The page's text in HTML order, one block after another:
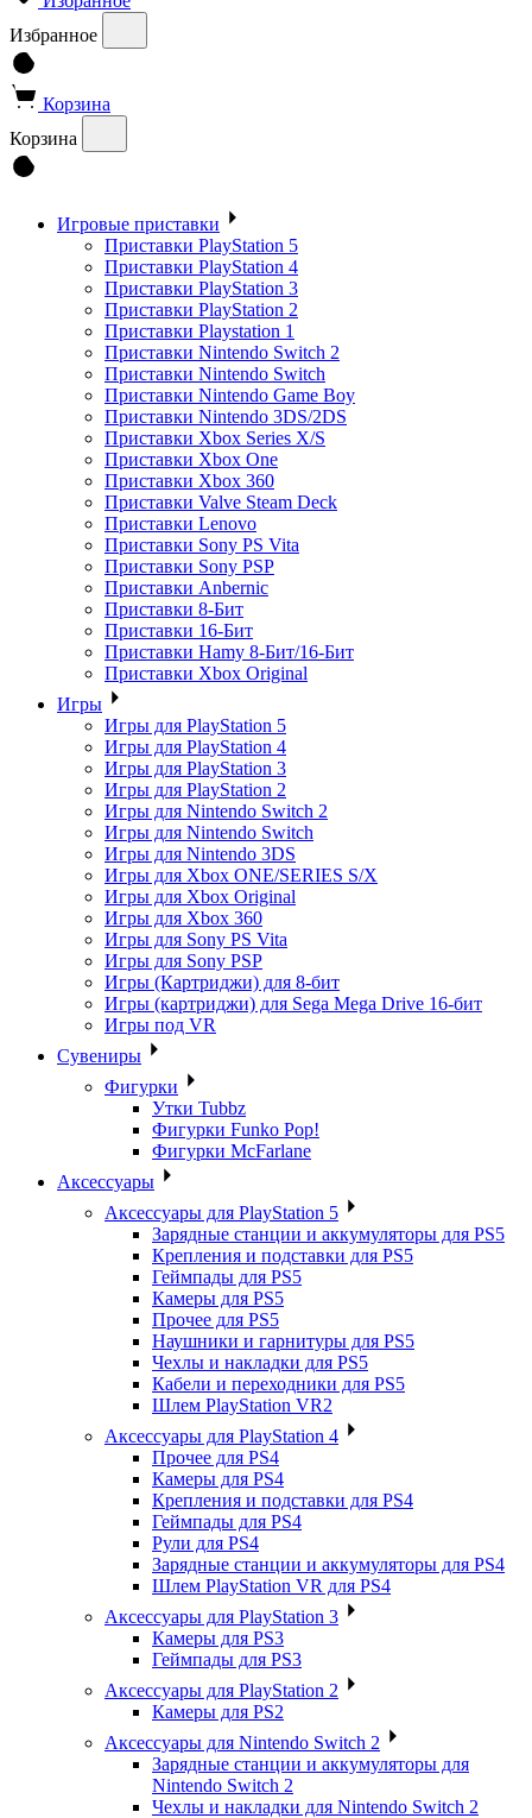
Избранное
Корзина
Корзина
Игровые приставки
Приставки PlayStation 5
Приставки PlayStation 4
Приставки PlayStation 3
Приставки PlayStation 2
Приставки Playstation 1
Приставки Nintendo Switch 2
Приставки Nintendo Switch
Приставки Nintendo Game Boy
Приставки Nintendo 3DS/2DS
Приставки Xbox Series X/S
Приставки Xbox One
Приставки Xbox 360
Приставки Valve Steam Deck
Приставки Lenovo
Приставки Sony PS Vita
Приставки Sony PSP
Приставки Anbernic
Приставки 8-Бит
Приставки 16-Бит
Приставки Hamy 8-Бит/16-Бит
Приставки Xbox Original
Игры
Игры для PlayStation 5
Игры для PlayStation 4
Игры для PlayStation 3
Игры для PlayStation 2
Игры для Nintendo Switch 2
Игры для Nintendo Switch
Игры для Nintendo 3DS
Игры для Xbox ONE/SERIES S/X
Игры для Xbox Original
Игры для Xbox 360
Игры для Sony PS Vita
Игры для Sony PSP
Игры (Картриджи) для 8-бит
Игры (картриджи) для Sega Mega Drive 16-бит
Игры под VR
Сувениры
Фигурки
Утки Tubbz
Фигурки Funko Pop!
Фигурки McFarlane
Аксессуары
Аксессуары для PlayStation 5
Зарядные станции и аккумуляторы для PS5
Крепления и подставки для PS5
Геймпады для PS5
Камеры для PS5
Прочее для PS5
Наушники и гарнитуры для PS5
Чехлы и накладки для PS5
Кабели и переходники для PS5
Шлем PlayStation VR2
Аксессуары для PlayStation 4
Прочее для PS4
Камеры для PS4
Крепления и подставки для PS4
Геймпады для PS4
Рули для PS4
Зарядные станции и аккумуляторы для PS4
Шлем PlayStation VR для PS4
Аксессуары для PlayStation 3
Камеры для PS3
Геймпады для PS3
Аксессуары для PlayStation 2
Камеры для PS2
Аксессуары для Nintendo Switch 2
Зарядные станции и аккумуляторы для
Nintendo Switch 2
Чехлы и накладки для Nintendo Switch 2